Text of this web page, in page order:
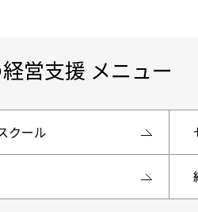
営支援 メニュー
クール